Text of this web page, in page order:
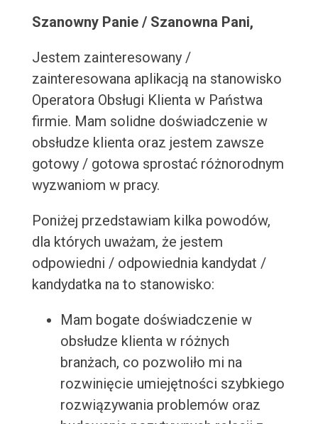
Szanowny Panie / Szanowna Pani,
Jestem zainteresowany /
zainteresowana aplikacją na stanowisko
Operatora Obsługi Klienta w Państwa
firmie. Mam solidne doświadczenie w
obsłudze klienta oraz jestem zawsze
gotowy / gotowa sprostać różnorodnym
wyzwaniom w pracy.
Poniżej przedstawiam kilka powodów,
dla których uważam, że jestem
odpowiedni / odpowiednia kandydat /
kandydatka na to stanowisko:
Mam bogate doświadczenie w
obsłudze klienta w różnych
branżach, co pozwoliło mi na
rozwinięcie umiejętności szybkiego
rozwiązywania problemów oraz